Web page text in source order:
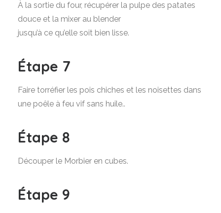
À la sortie du four, récupérer la pulpe des patates
douce et la mixer au blender
jusqu’à ce qu’elle soit bien lisse.
Étape 7
Faire torréfier les pois chiches et les noisettes dans
une poêle à feu vif sans huile..
Étape 8
Découper le Morbier en cubes.
Étape 9